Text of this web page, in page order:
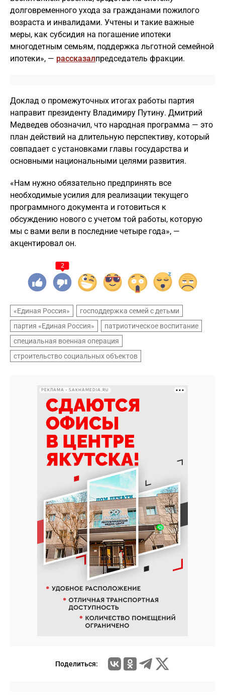
долговременного ухода за гражданами пожилого
возраста и инвалидами. Учтены и такие важные
меры, как субсидия на погашение ипотеки
многодетным семьям, поддержка льготной семейной
ипотеки», — рассказалпредседатель фракции.
Доклад о промежуточных итогах работы партия
направит президенту Владимиру Путину. Дмитрий
Медведев обозначил, что народная программа — это
план действий на длительную перспективу, который
совпадает с установками главы государства и
основными национальными целями развития.
«Нам нужно обязательно предпринять все
необходимые усилия для реализации текущего
программного документа и готовиться к
обсуждению нового с учетом той работы, которую
мы с вами вели в последние четыре года», —
акцентировал он.
2
«Единая Россия»
господдержка семей с детьми
партия «Единая Россия»
патриотическое воспитание
специальная военная операция
строительство социальных объектов
РЕКЛАМА • SAKHAMEDIA.RU
Поделиться: